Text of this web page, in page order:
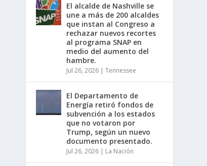
El alcalde de Nashville se
une a más de 200 alcaldes
que instan al Congreso a
rechazar nuevos recortes
al programa SNAP en
medio del aumento del
hambre.
Jul 26, 2026 |Tennessee
El Departamento de
Energía retiró fondos de
subvención a los estados
que no votaron por
Trump, según un nuevo
documento presentado.
Jul 26, 2026 | La Nación